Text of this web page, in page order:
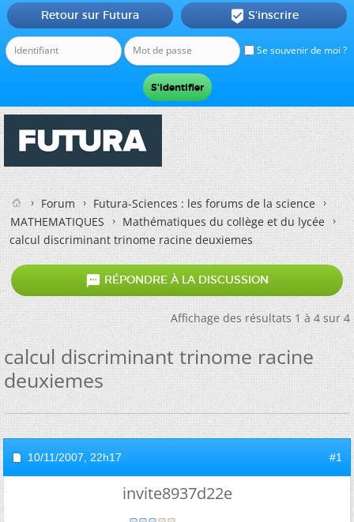
Se souvenir de moi ?
Retour sur Futura  S'inscrire
Forum
Futura-Sciences : les forums de la science
MATHEMATIQUES
Mathématiques du collège et du lycée
calcul discriminant trinome racine deuxiemes
 RÉPONDRE À LA DISCUSSION
Affichage des résultats 1 à 4 sur 4
calcul discriminant trinome racine
deuxiemes
10/11/2007, 22h17 #1
invite8937d22e